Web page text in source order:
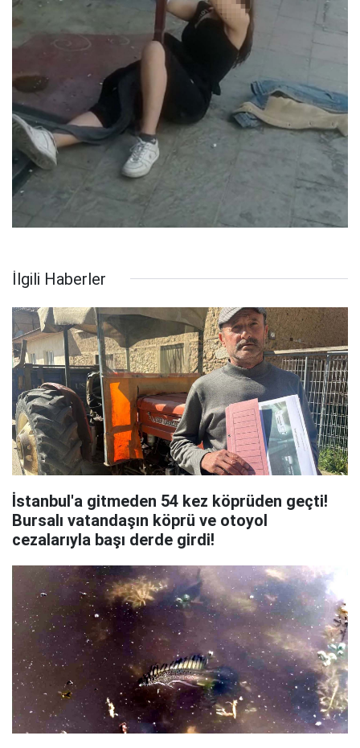
İlgili Haberler
İstanbul'a gitmeden 54 kez köprüden geçti!
Bursalı vatandaşın köprü ve otoyol
cezalarıyla başı derde girdi!